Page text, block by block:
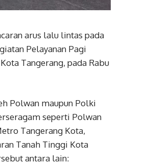
arus lalu lintas pada
Pelayanan Pagi
Tangerang, pada Rabu
Polwan maupun Polki
seperti Polwan
Tangerang Kota,
Tanah Tinggi Kota
antara lain: